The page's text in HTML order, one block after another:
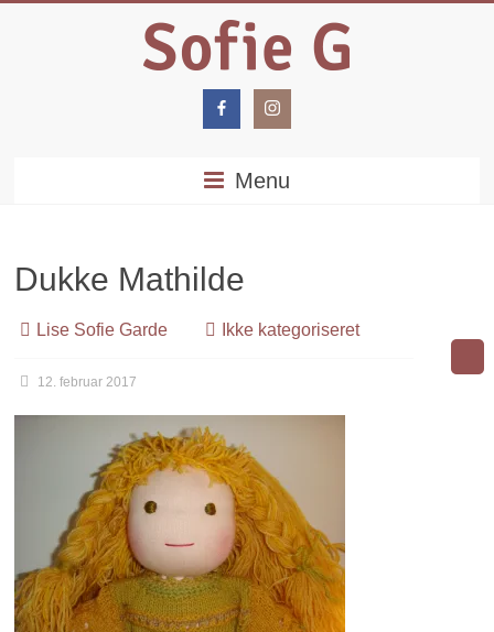
Menu
Dukke Mathilde
Lise Sofie Garde Ikke kategoriseret
12. februar 2017